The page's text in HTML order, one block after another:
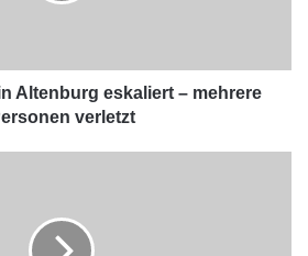
Altenburg eskaliert – mehrere
verletzt